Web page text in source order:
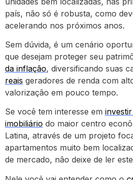
país, não só é robusta, como
acelerando nos próximos anos.
Sem dúvida, é um cenário
que desejam proteger seu
da inflação, diversificando suas
reais geradores de renda com
valorização em pouco tempo.
Se você tem interesse em
imobiliário do maior centro
Latina, através de um projeto
apartamentos muito bem
de mercado, não deixe de ler